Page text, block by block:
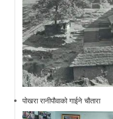
पोखरा रानीपौवाको गाईने चौतारा